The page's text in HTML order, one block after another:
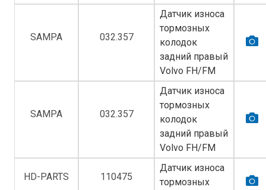
SAMPA 032.357
Датчик износа
тормозных
колодок
задний правый
Volvo FH/FM
SAMPA 032.357
Датчик износа
тормозных
колодок
задний правый
Volvo FH/FM
HD-PARTS 110475
Датчик износа
тормозных